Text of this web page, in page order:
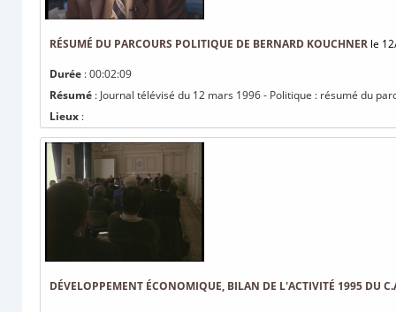
RÉSUMÉ DU PARCOURS POLITIQUE DE BERNARD KOUCHNER le
Durée : 00:02:09
Résumé : Journal télévisé du 12 mars 1996 - Politique : résumé du
Lieux :
DÉVELOPPEMENT ÉCONOMIQUE, BILAN DE L'ACTIVITÉ 1995 DU